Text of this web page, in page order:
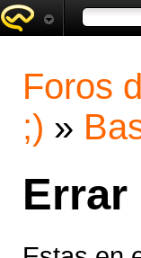
Foros
;) »
Errar